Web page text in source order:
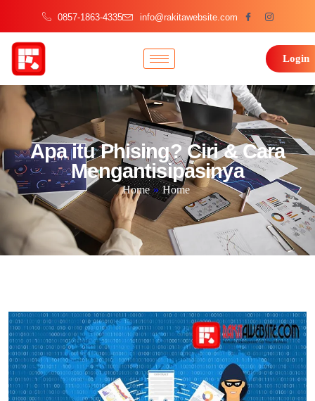
0857-1863-4335 info@rakitawebsite.com
Login
Apa itu Phising? Ciri & Cara
Mengantisipasinya
Home » Home